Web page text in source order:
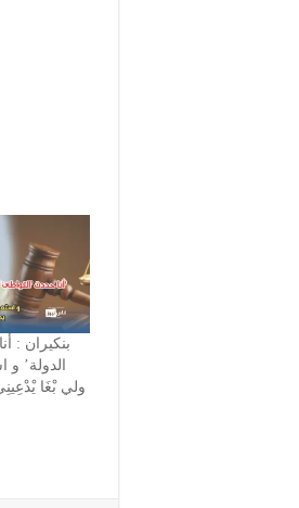
بنكيران :
الدولة’
ولي بْغَا